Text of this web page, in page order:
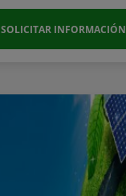
SOLICITAR INFORMACIÓN